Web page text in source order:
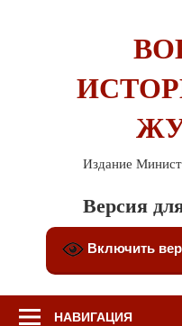
Издание
Версия
Включить
НАВИГАЦИЯ